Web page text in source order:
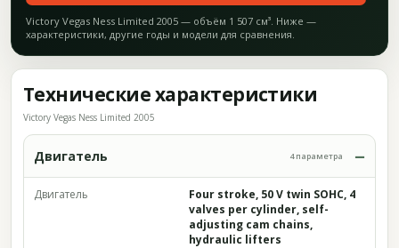
Victory Vegas Ness Limited 2005 — объём 1 507 см³. Ниже —
характеристики, другие годы и модели для сравнения.
Технические характеристики
Victory Vegas Ness Limited 2005
Двигатель 4 параметра
Двигатель
Four stroke, 50 V twin SOHC, 4
valves per cylinder, self-
adjusting cam chains,
hydraulic lifters